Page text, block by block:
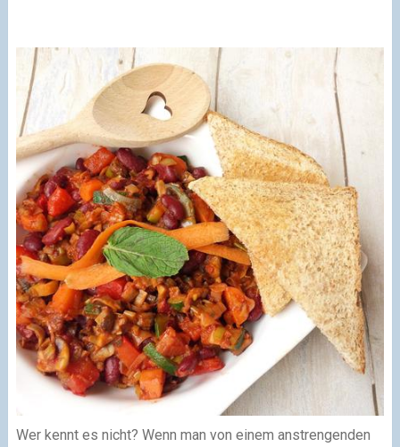
Wer kennt es nicht? Wenn man von einem anstrengenden